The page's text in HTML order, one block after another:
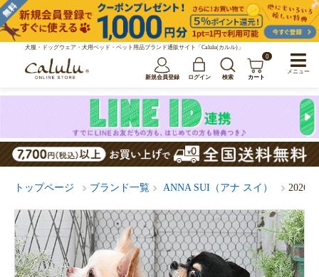
犬服・ドッグウェア・犬用ベッド・ペット用品ブランド通販サイト「Calulu(カルル)」
新規会員登録 ログイン 検索
0
カート
トップページ ブランド一覧 ANNA SUI（アナ スイ） 2026
メニュー